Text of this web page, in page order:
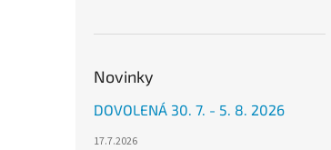
Novinky
DOVOLENÁ 30. 7. - 5. 8. 2026
17.7.2026